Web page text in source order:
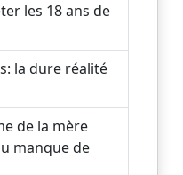
les 18 ans de
la dure réalité
de la mère
manque de